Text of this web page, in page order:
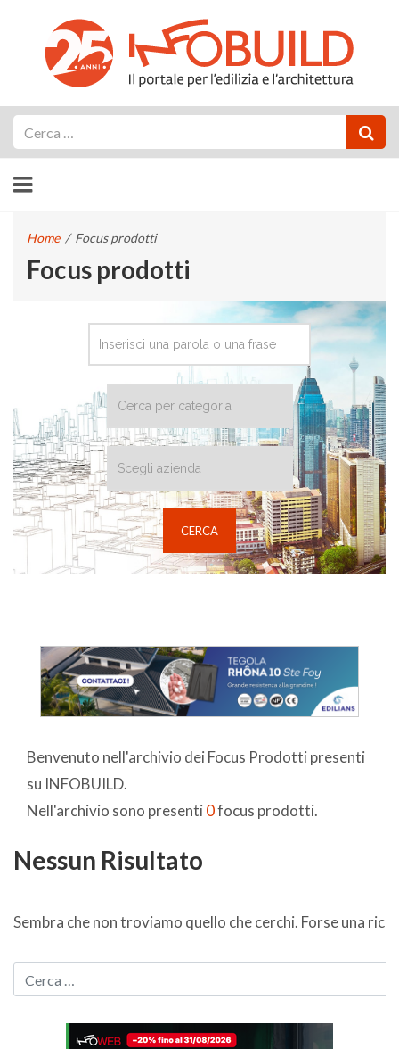
Home / Focus prodotti
Focus prodotti
Benvenuto nell'archivio dei Focus Prodotti presenti
su INFOBUILD.
Nell'archivio sono presenti 0focus prodotti.
Nessun Risultato
Sembra che non troviamo quello che cerchi. Forse una